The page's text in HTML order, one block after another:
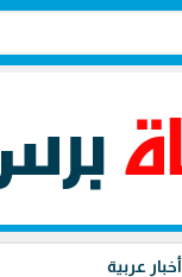
أخبار عربية